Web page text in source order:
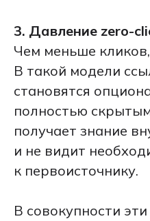
3. Давление zero-
Чем меньше
В такой модели
становятся
полностью
получает знание
и не видит
к первоисточнику.
В совокупности